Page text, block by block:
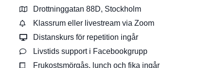
Drottninggatan 88D, Stockholm
Klassrum eller livestream via Zoom
Distanskurs för repetition ingår
Livstids support i Facebookgrupp
Frukostsmörgås, lunch och fika ingår